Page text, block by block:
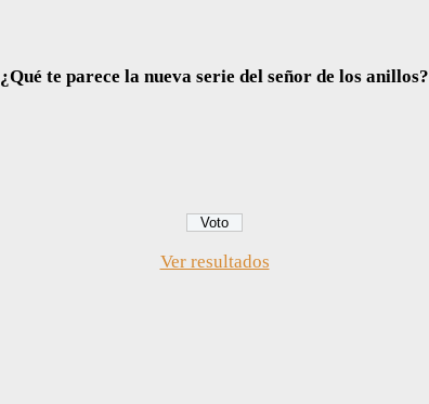
¿Qué te parece la nueva serie del señor de los anillos?
Ver resultados